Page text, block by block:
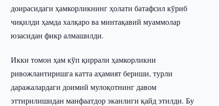
доирасидаги ҳамкорликнинг ҳолати батафсил кўриб
чиқилди ҳамда халқаро ва минтақавий муаммолар
юзасидан фикр алмашилди.
Икки томон ҳам кўп қиррали ҳамкорликни
ривожлантиришга катта аҳамият бериши, турли
даражалардаги доимий мулоқотнинг давом
эттирилишидан манфаатдор эканлиги қайд этилди. Бу